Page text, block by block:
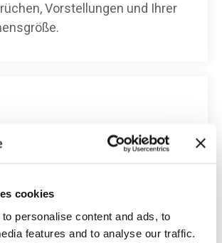
cookies
personalise content and ads, to
features and to analyse our traffic.
Vorstellungen und Ihrer
Design